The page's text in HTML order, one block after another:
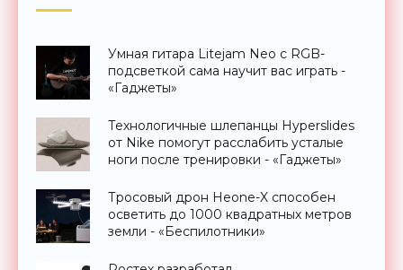
Умная гитара Litejam Neo с RGB-
подсветкой сама научит вас играть -
«Гаджеты»
Технологичные шлепанцы Hyperslides
от Nike помогут расслабить усталые
ноги после тренировки - «Гаджеты»
Тросовый дрон Heone-X способен
осветить до 1000 квадратных метров
земли - «Беспилотники»